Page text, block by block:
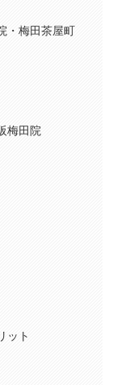
・梅田茶屋町
梅田院
ット